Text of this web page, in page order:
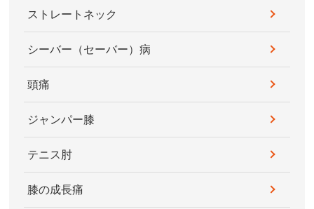
ストレートネック
シーバー（セーバー）病
頭痛
ジャンパー膝
テニス肘
膝の成長痛